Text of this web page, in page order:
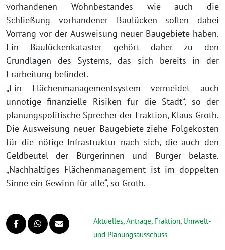
vorhandenen Wohnbestandes wie auch die
Schließung vorhandener Baulücken sollen dabei
Vorrang vor der Ausweisung neuer Baugebiete haben.
Ein Baulückenkataster gehört daher zu den
Grundlagen des Systems, das sich bereits in der
Erarbeitung befindet.
„Ein Flächenmanagementsystem vermeidet auch
unnötige finanzielle Risiken für die Stadt“, so der
planungspolitische Sprecher der Fraktion, Klaus Groth.
Die Ausweisung neuer Baugebiete ziehe Folgekosten
für die nötige Infrastruktur nach sich, die auch den
Geldbeutel der Bürgerinnen und Bürger belaste.
„Nachhaltiges Flächenmanagement ist im doppelten
Sinne ein Gewinn für alle“, so Groth.
Aktuelles,Anträge, Fraktion, Umwelt-
und Planungsausschuss